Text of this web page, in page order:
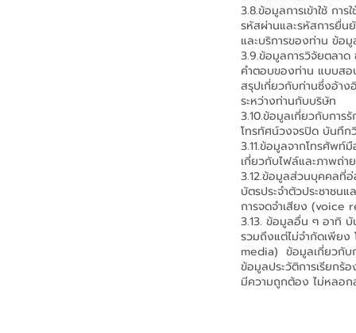
3.8.ข้อมูลการเข้าใช้ กา
รหัสผ่านและรหัสการยื่
และบริการของท่าน ข้อ
3.9.ข้อมูลการวิจัยตลาด
คำตอบของท่าน แบบสอ
สรุปเกี่ยวกับท่านซึ่งอ้าง
ระหว่างท่านกับบริษัท
3.10.ข้อมูลเกี่ยวกับกา
โทรทัศน์วงจรปิด บันทึ
3.11.ข้อมูลจากโทรศัพ
เกี่ยวกับไฟล์และภาพถ่า
3.12.ข้อมูลส่วนบุคคลที่
บัตรประจำตัวประชาช
การจดจำเสียง (voice
3.13. ข้อมูลอื่น ๆ อาทิ บั
รวมถึงแต่ไม่จำกัดเพีย
media) ข้อมูลเกี่ยวกับ
ข้อมูลประวัติการเรียก
มีความถูกต้อง ไม่หลอก